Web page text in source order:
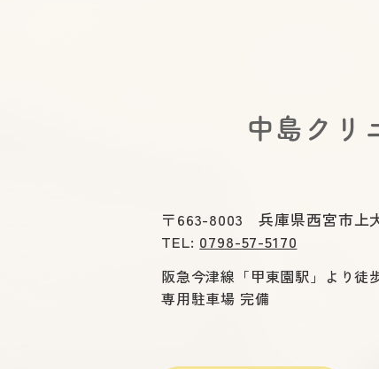
中島クリ
〒663-8003 兵庫県西宮市上
TEL: 0798-57-5170
阪急今津線「甲東園駅」より徒
専用駐車場 完備